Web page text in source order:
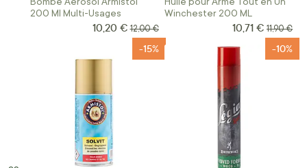
200 Ml Multi-Usages
Prix Spécial
10,20 € Prix normal
12,00 €
Winchester 200 ML
Prix Spécial
10,71 € Prix
11,90 €
-15% -10%